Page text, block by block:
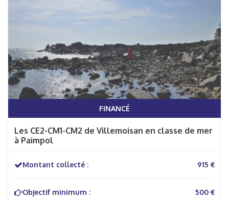
FINANCÉ
Les CE2-CM1-CM2 de Villemoisan en classe de mer
à Paimpol
Montant collecté : 915 €
Objectif minimum :
500 €